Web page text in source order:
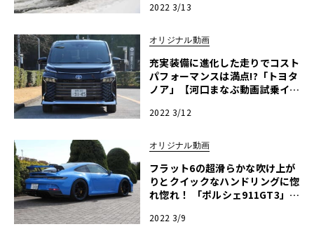
2022 3/13
オリジナル動画
充実装備に進化した走りでコスト
パフォーマンスは満点!?「トヨタ
ノア」【河口まなぶ動画試乗イン
2022 3/12
オリジナル動画
フラット6の超滑らかな吹け上が
りとクイックなハンドリングに惚
れ惚れ！ 「ポルシェ911GT3」
ション】
2022 3/9